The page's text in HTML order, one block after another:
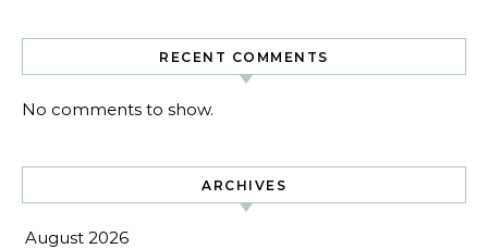
RECENT COMMENTS
No comments to show.
ARCHIVES
August 2026